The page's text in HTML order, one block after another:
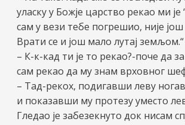
уласку у Божје царство рекао ми
сам у вези тебе погрешио, није
Врати се и још мало лутај земљом.“
– К-к-кад ти је то рекао?-поче да
сам рекао да му знам врховног
– Тад-рекох, подигавши леву
и показавши му протезу уместо
Гледао је забезекнуто док нисам